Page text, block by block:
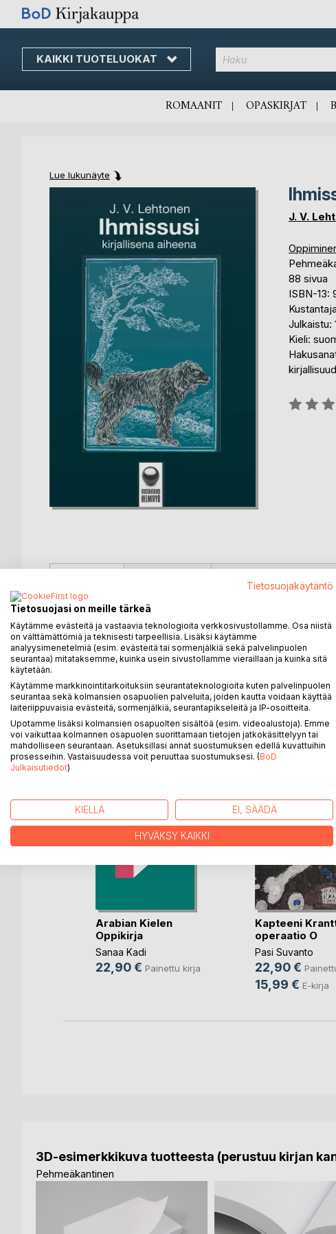
KAIKKI TUOTELUOKAT
Skip
Content
ROMAANIT OPASKIRJAT
Lue lukunäyte
J. V.
88 sivua
ISBN-13:
Julkaistu:
Kieli:
Arvostelu::
Ihmisen ja eläimen väliset muodonmuutokset ovat
luvulta alkaen suosituimmaksi hahmoksi on noussut
J. V. Lehtosen pitkä ja oppinut essee "Ihmissusi
eikä sitä ole koskaan julkaistu uudestaan. Teoksen on
LISÄÄ KIRJOJA BoD:LLA
Arabian Kielen
Oppikirja
Sanaa Kadi
22,90 € Painettu kirja
Kapteeni
operaatio O
Pasi Suvanto
22,90 €
15,99 € E-kirja
3D-esimerkkikuva tuotteesta (perustuu kirjan
Pehmeäkantinen
Tietosuojakäytäntö
Tietosuojasi on meille tärkeä
Käytämme evästeitä ja vastaavia teknologioita verkkosivustollamme. Osa niistä
on välttämättömiä ja teknisesti tarpeellisia. Lisäksi käytämme
analyysimenetelmiä (esim. evästeitä tai sormenjälkiä sekä palvelinpuolen
seurantaa) mitataksemme, kuinka usein sivustollamme vieraillaan ja kuinka sitä
käytetään.
Käytämme markkinointitarkoituksiin seurantateknologioita kuten palvelinpuolen
seurantaa sekä kolmansien osapuolien palveluita, joiden kautta voidaan käyttää
laiteriippuvaisia evästeitä, sormenjälkiä, seurantapikseleitä ja IP-osoitteita.
Upotamme lisäksi kolmansien osapuolten sisältöä (esim. videoalustoja). Emme
voi vaikuttaa kolmannen osapuolen suorittamaan tietojen jatkokäsittelyyn tai
mahdolliseen seurantaan. Asetuksillasi annat suostumuksen edellä kuvattuihin
prosesseihin. Vastaisuudessa voit peruuttaa suostumuksesi. (BoD
Julkaisutiedot)
KIELLÄ EI, SÄÄDÄ
HYVÄKSY KAIKKI